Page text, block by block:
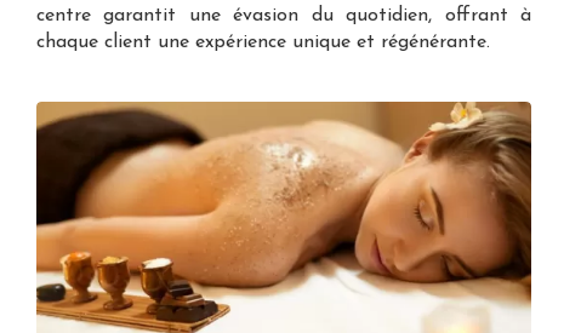
centre garantit une évasion du quotidien, offrant à
chaque client une expérience unique et régénérante.